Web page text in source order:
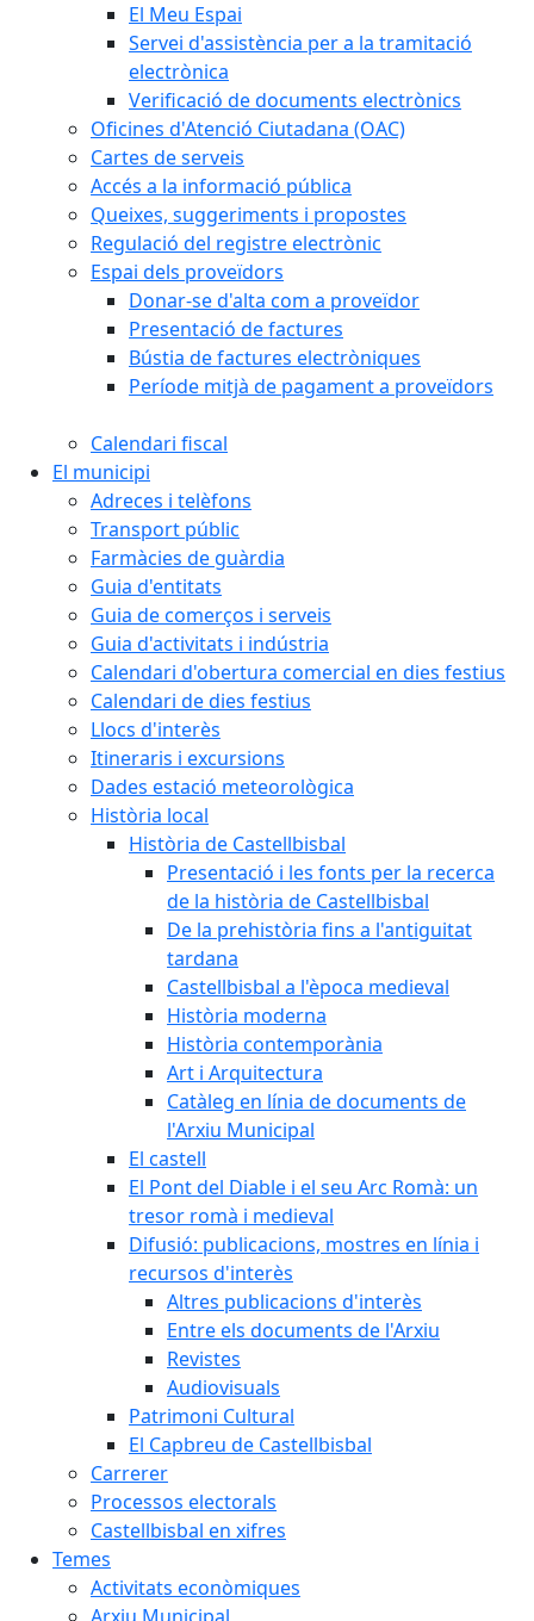
El Meu Espai
Servei d'assistència per a la tramitació
electrònica
Verificació de documents electrònics
Oficines d'Atenció Ciutadana (OAC)
Cartes de serveis
Accés a la informació pública
Queixes, suggeriments i propostes
Regulació del registre electrònic
Espai dels proveïdors
Donar-se d'alta com a proveïdor
Presentació de factures
Bústia de factures electròniques
Període mitjà de pagament a proveïdors
Calendari fiscal
El municipi
Adreces i telèfons
Transport públic
Farmàcies de guàrdia
Guia d'entitats
Guia de comerços i serveis
Guia d'activitats i indústria
Calendari d'obertura comercial en dies festius
Calendari de dies festius
Llocs d'interès
Itineraris i excursions
Dades estació meteorològica
Història local
Història de Castellbisbal
Presentació i les fonts per la recerca
de la història de Castellbisbal
De la prehistòria fins a l'antiguitat
tardana
Castellbisbal a l'època medieval
Història moderna
Història contemporània
Art i Arquitectura
Catàleg en línia de documents de
l'Arxiu Municipal
El castell
El Pont del Diable i el seu Arc Romà: un
tresor romà i medieval
Difusió: publicacions, mostres en línia i
recursos d'interès
Altres publicacions d'interès
Entre els documents de l'Arxiu
Revistes
Audiovisuals
Patrimoni Cultural
El Capbreu de Castellbisbal
Carrerer
Processos electorals
Castellbisbal en xifres
Temes
Activitats econòmiques